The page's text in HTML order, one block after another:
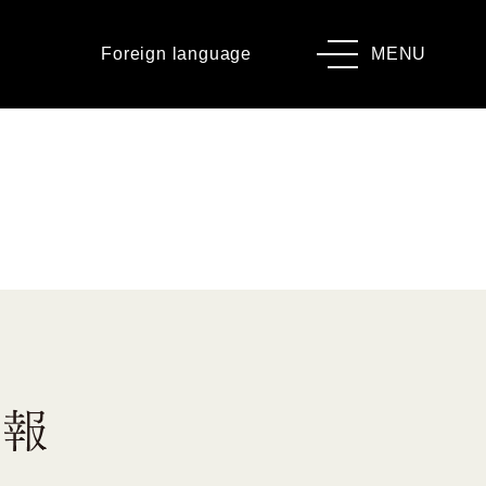
Foreign language MENU